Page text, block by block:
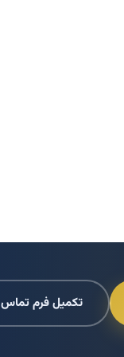
تکمیل فرم تماس